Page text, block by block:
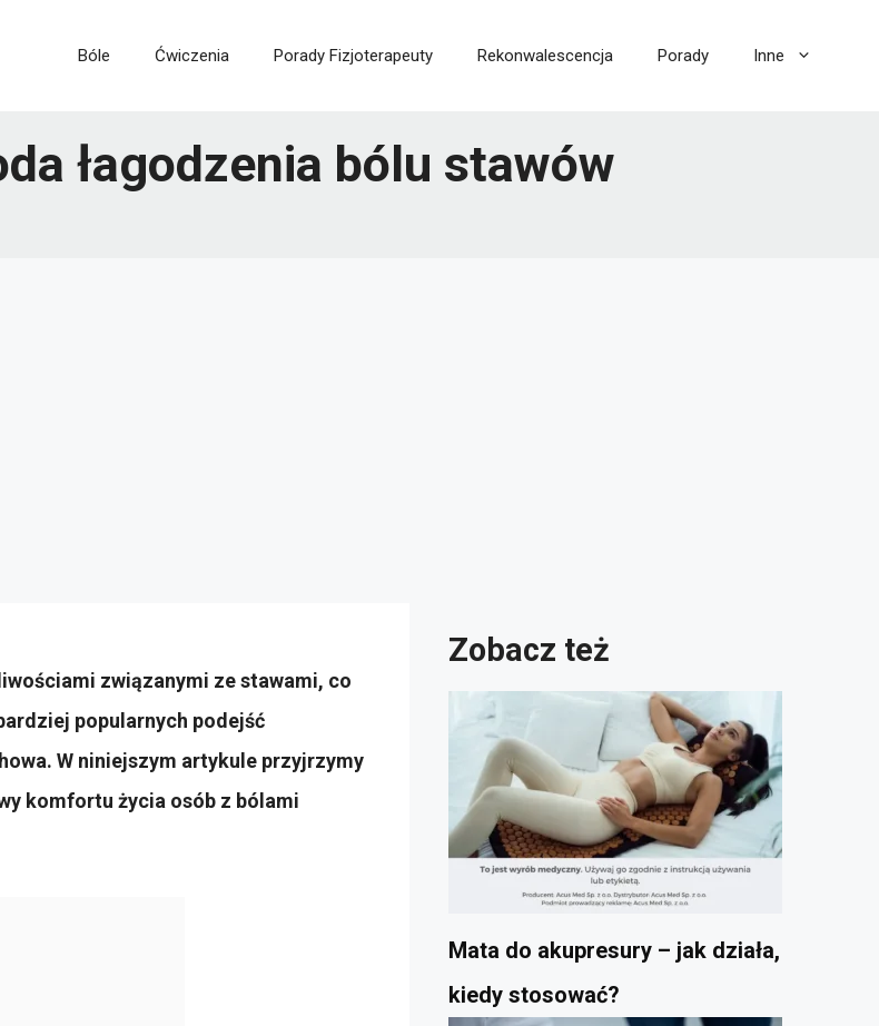
Bóle Ćwiczenia Porady Fizjoterapeuty Rekonwalescencja Porady Inne
łagodzenia bólu stawów
związanymi ze stawami, co
popularnych podejść
W niniejszym artykule przyjrzymy
komfortu życia osób z bólami
Zobacz też
Mata do akupresury – jak działa,
kiedy stosować?